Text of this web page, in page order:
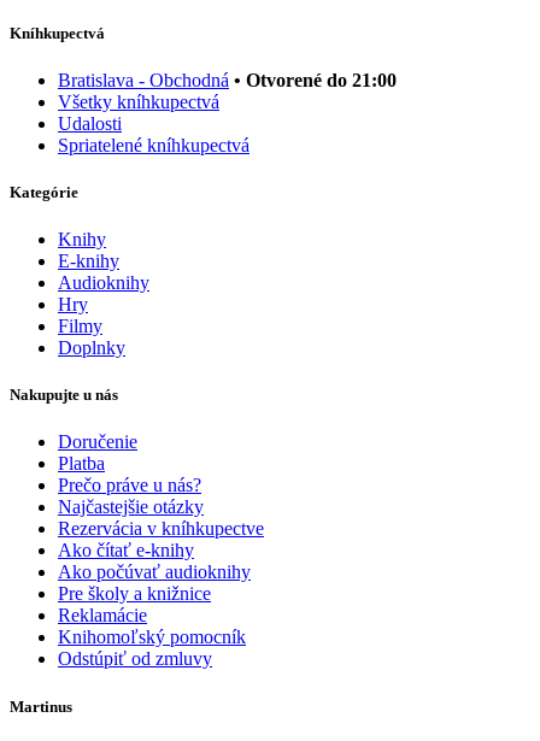
Kníhkupectvá
Bratislava - Obchodná • Otvorené do 21:00
Všetky kníhkupectvá
Udalosti
Spriatelené kníhkupectvá
Kategórie
Knihy
E-knihy
Audioknihy
Hry
Filmy
Doplnky
Nakupujte u nás
Doručenie
Platba
Prečo práve u nás?
Najčastejšie otázky
Rezervácia v kníhkupectve
Ako čítať e-knihy
Ako počúvať audioknihy
Pre školy a knižnice
Reklamácie
Knihomoľský pomocník
Odstúpiť od zmluvy
Martinus